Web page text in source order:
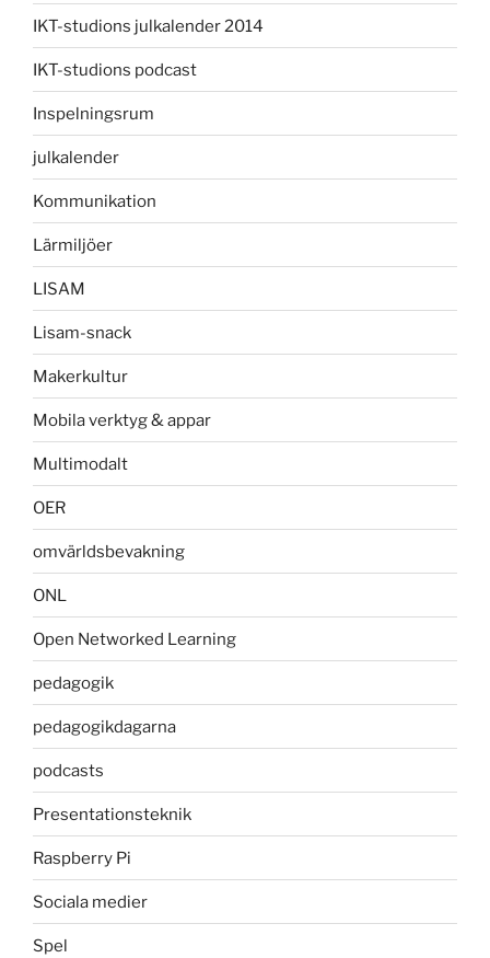
IKT-studions julkalender 2014
IKT-studions podcast
Inspelningsrum
julkalender
Kommunikation
Lärmiljöer
LISAM
Lisam-snack
Makerkultur
Mobila verktyg & appar
Multimodalt
OER
omvärldsbevakning
ONL
Open Networked Learning
pedagogik
pedagogikdagarna
podcasts
Presentationsteknik
Raspberry Pi
Sociala medier
Spel